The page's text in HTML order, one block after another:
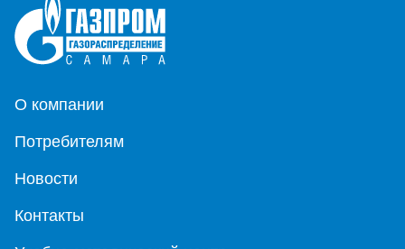
О компании
Потребителям
Новости
Контакты